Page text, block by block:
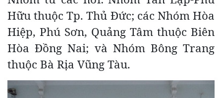
Hữu thuộc Tp. Thủ Đức; các Nhóm Hòa
Hiệp, Phú Sơn, Quảng Tâm thuộc Biên
Hòa Đồng Nai; và Nhóm Bông Trang
thuộc Bà Rịa Vũng Tàu.